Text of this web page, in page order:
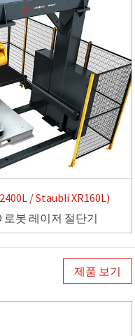
/ Staubli XR160L)
로봇 레이저 절단기
제품 보기